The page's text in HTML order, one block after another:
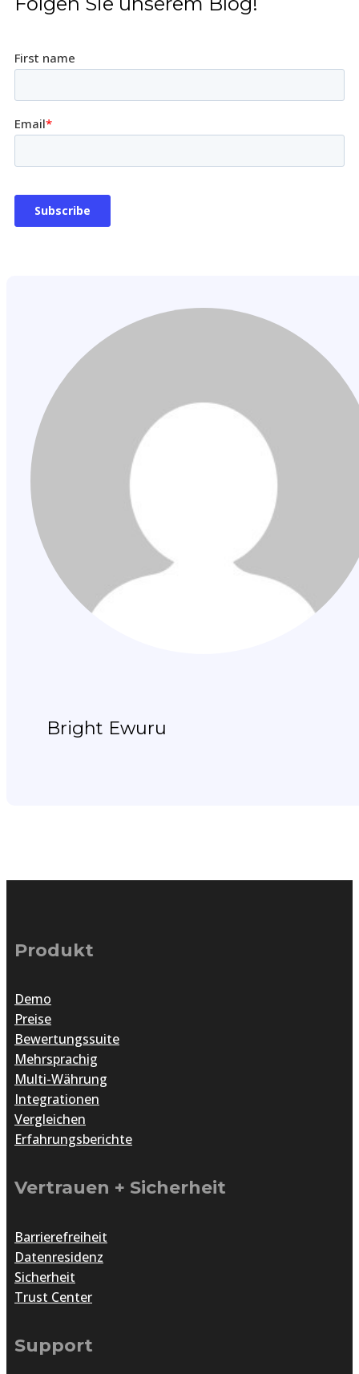
Bright Ewuru
Produkt
Demo
Preise
Bewertungssuite
Mehrsprachig
Multi-Währung
Integrationen
Vergleichen
Erfahrungsberichte
Vertrauen + Sicherheit
Barrierefreiheit
Datenresidenz
Sicherheit
Trust Center
Support